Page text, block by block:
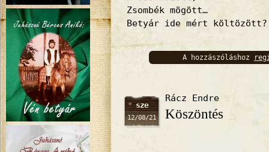
Zsombék mögött…
Betyár ide mért költözött?
A hozzászóláshoz
sze
12/08/21
Rácz Endre
Köszöntés